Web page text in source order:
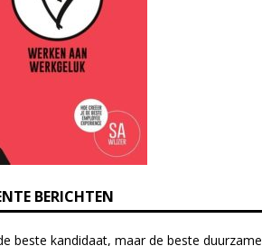
BERICHTEN
beste kandidaat, maar de beste duurzame